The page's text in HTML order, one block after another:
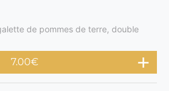
de pommes de terre, double
7.00€